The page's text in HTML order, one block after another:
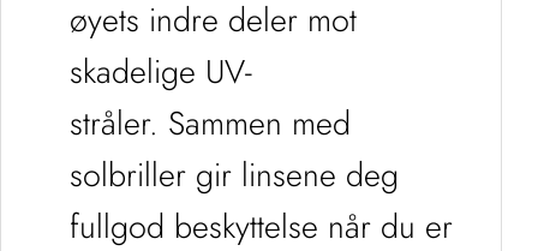
øyets indre deler mot
skadelige UV-
stråler. Sammen med
solbriller gir linsene deg
fullgod beskyttelse når du er